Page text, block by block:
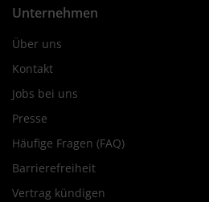
Unternehmen
Über uns
Kontakt
Jobs bei uns
Presse
Häufige Fragen (FAQ)
Barrierefreiheit
Vertrag kündigen